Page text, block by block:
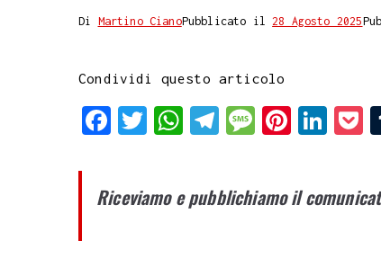
Di Martino CianoPubblicato il28 Agosto 2025
Condividi questo articolo
F
e
T
t
W
t
T
e
M
s
P
t
L
k
k
Riceviamo e pubblichiamo il